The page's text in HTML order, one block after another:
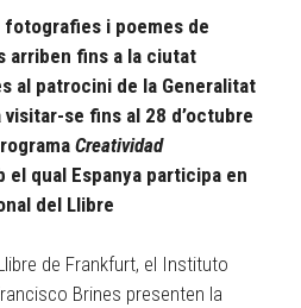
fotografies i poemes de
arriben fins a la ciutat
al patrocini de la Generalitat
visitar-se fins al 28 d’octubre
Creatividad
el qual Espanya participa en
del Llibre
de Frankfurt, el Instituto
Brines presenten la